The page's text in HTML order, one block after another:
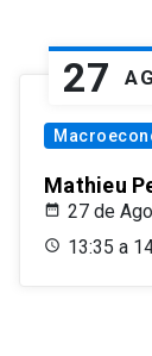
27
Mathieu
27 de
13:35 a